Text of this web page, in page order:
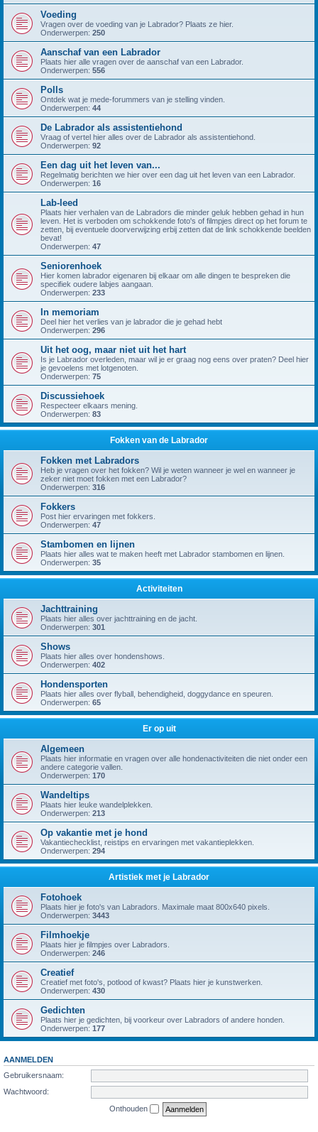
Voeding
Vragen over de voeding van je Labrador? Plaats ze hier.
Onderwerpen: 250
Aanschaf van een Labrador
Plaats hier alle vragen over de aanschaf van een Labrador.
Onderwerpen: 556
Polls
Ontdek wat je mede-forummers van je stelling vinden.
Onderwerpen: 44
De Labrador als assistentiehond
Vraag of vertel hier alles over de Labrador als assistentiehond.
Onderwerpen: 92
Een dag uit het leven van...
Regelmatig berichten we hier over een dag uit het leven van een Labrador.
Onderwerpen: 16
Lab-leed
Plaats hier verhalen van de Labradors die minder geluk hebben gehad in hun
leven. Het is verboden om schokkende foto's of filmpjes direct op het forum te
zetten, bij eventuele doorverwijzing erbij zetten dat de link schokkende beelden
bevat!
Onderwerpen: 47
Seniorenhoek
Hier komen labrador eigenaren bij elkaar om alle dingen te bespreken die
specifiek oudere labjes aangaan.
Onderwerpen: 233
In memoriam
Deel hier het verlies van je labrador die je gehad hebt
Onderwerpen: 296
Uit het oog, maar niet uit het hart
Is je Labrador overleden, maar wil je er graag nog eens over praten? Deel hier
je gevoelens met lotgenoten.
Onderwerpen: 75
Discussiehoek
Respecteer elkaars mening.
Onderwerpen: 83
Fokken van de Labrador
Fokken met Labradors
Heb je vragen over het fokken? Wil je weten wanneer je wel en wanneer je
zeker niet moet fokken met een Labrador?
Onderwerpen: 316
Fokkers
Post hier ervaringen met fokkers.
Onderwerpen: 47
Stambomen en lijnen
Plaats hier alles wat te maken heeft met Labrador stambomen en lijnen.
Onderwerpen: 35
Activiteiten
Jachttraining
Plaats hier alles over jachttraining en de jacht.
Onderwerpen: 301
Shows
Plaats hier alles over hondenshows.
Onderwerpen: 402
Hondensporten
Plaats hier alles over flyball, behendigheid, doggydance en speuren.
Onderwerpen: 65
Er op uit
Algemeen
Plaats hier informatie en vragen over alle hondenactiviteiten die niet onder een
andere categorie vallen.
Onderwerpen: 170
Wandeltips
Plaats hier leuke wandelplekken.
Onderwerpen: 213
Op vakantie met je hond
Vakantiechecklist, reistips en ervaringen met vakantieplekken.
Onderwerpen: 294
Artistiek met je Labrador
Fotohoek
Plaats hier je foto's van Labradors. Maximale maat 800x640 pixels.
Onderwerpen: 3443
Filmhoekje
Plaats hier je filmpjes over Labradors.
Onderwerpen: 246
Creatief
Creatief met foto's, potlood of kwast? Plaats hier je kunstwerken.
Onderwerpen: 430
Gedichten
Plaats hier je gedichten, bij voorkeur over Labradors of andere honden.
Onderwerpen: 177
AANMELDEN
Gebruikersnaam:
Wachtwoord:
Onthouden